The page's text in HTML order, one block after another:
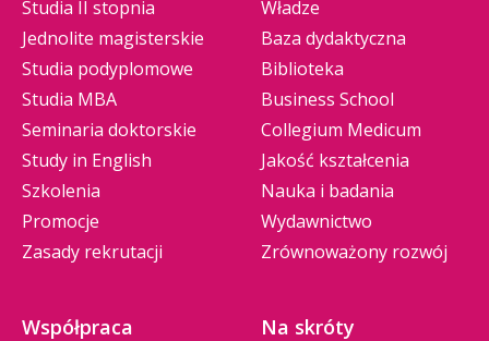
Studia II stopnia
Jednolite magisterskie
Studia podyplomowe
Studia MBA
Seminaria doktorskie
Study in English
Szkolenia
Promocje
Zasady rekrutacji
Władze
Baza dydaktyczna
Biblioteka
Business School
Collegium Medicum
Jakość kształcenia
Nauka i badania
Wydawnictwo
Zrównoważony rozwój
Współpraca Na skróty